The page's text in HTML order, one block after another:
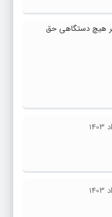
این